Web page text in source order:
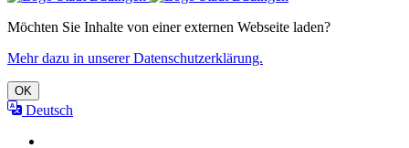
Möchten Sie Inhalte von einer externen Webseite laden?
Mehr dazu in unserer Datenschutzerklärung.
OK
Deutsch